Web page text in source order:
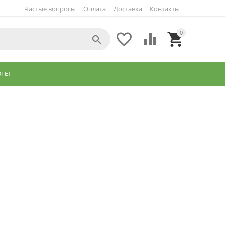
Частые вопросы Оплата Доставка Контакты
0

 
